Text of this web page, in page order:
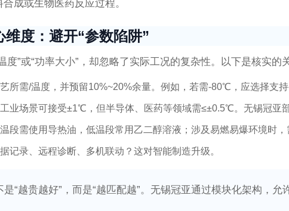
成或生物医药反应过程。
度：避开“参数陷阱”
度”或“功率大小”，却忽略了实际工况的复杂性。以下是核实的
艺所需/温度，并预留10%~20%余量。例如，若需-80℃，应选择支
工业场景可接受±1℃，但半导体、医药等领域需≤±0.5℃。无锡冠亚
温段需使用导热油，低温段常用乙二醇溶液；涉及易燃易爆环境时，
记录、远程诊断、多机联动？这对智能制造升级。
是“越贵越好”，而是“越匹配越”。无锡冠亚通过模块化架构，